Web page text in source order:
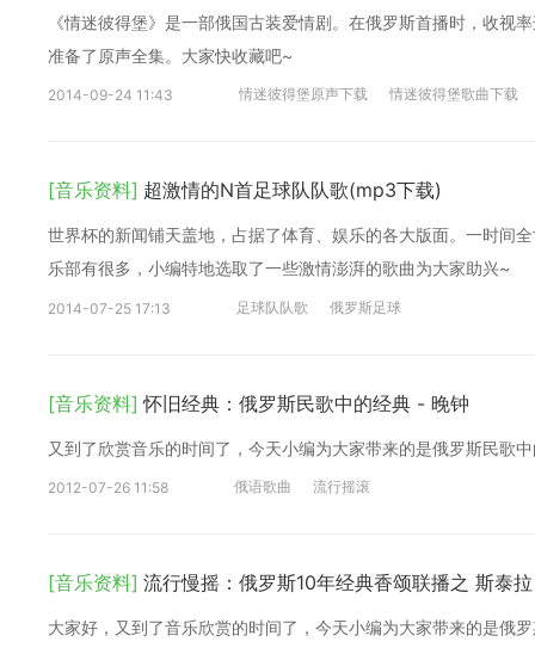
《情迷彼得堡》是一部俄国古装爱情剧。在俄罗斯首播时，收视
准备了原声全集。大家快收藏吧~
2014-09-24 11:43 情迷彼得堡原声下载 情迷彼得堡歌曲下载
[音乐资料] 超激情的N首足球队队歌(mp3下载)
世界杯的新闻铺天盖地，占据了体育、娱乐的各大版面。一时间
乐部有很多，小编特地选取了一些激情澎湃的歌曲为大家助兴~
2014-07-25 17:13 足球队队歌 俄罗斯足球
[音乐资料] 怀旧经典：俄罗斯民歌中的经典 - 晚钟
又到了欣赏音乐的时间了，今天小编为大家带来的是俄罗斯民歌
2012-07-26 11:58 俄语歌曲 流行摇滚
[音乐资料] 流行慢摇：俄罗斯10年经典香颂联播之 斯泰
大家好，又到了音乐欣赏的时间了，今天小编为大家带来的是俄